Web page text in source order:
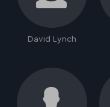
David Lynch